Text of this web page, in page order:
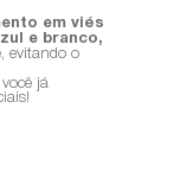
em viés
e branco,
evitando o
já